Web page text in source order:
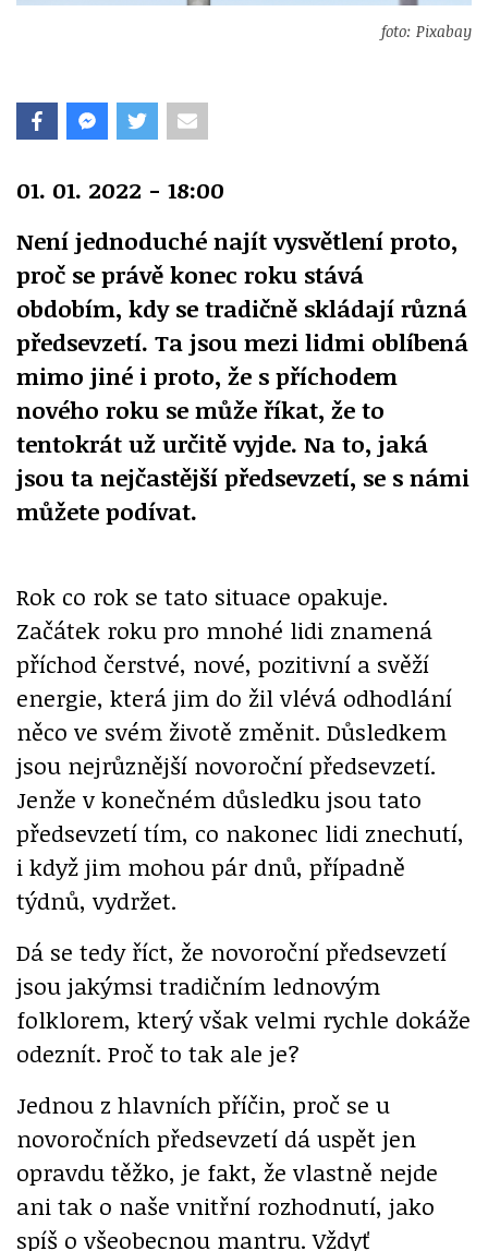
foto: Pixabay
01. 01. 2022 - 18:00
Není jednoduché najít vysvětlení proto,
proč se právě konec roku stává
obdobím, kdy se tradičně skládají různá
předsevzetí. Ta jsou mezi lidmi oblíbená
mimo jiné i proto, že s příchodem
nového roku se může říkat, že to
tentokrát už určitě vyjde. Na to, jaká
jsou ta nejčastější předsevzetí, se s námi
můžete podívat.
Rok co rok se tato situace opakuje.
Začátek roku pro mnohé lidi znamená
příchod čerstvé, nové, pozitivní a svěží
energie, která jim do žil vlévá odhodlání
něco ve svém životě změnit. Důsledkem
jsou nejrůznější novoroční předsevzetí.
Jenže v konečném důsledku jsou tato
předsevzetí tím, co nakonec lidi znechutí,
i když jim mohou pár dnů, případně
týdnů, vydržet.
Dá se tedy říct, že novoroční předsevzetí
jsou jakýmsi tradičním lednovým
folklorem, který však velmi rychle dokáže
odeznít. Proč to tak ale je?
Jednou z hlavních příčin, proč se u
novoročních předsevzetí dá uspět jen
opravdu těžko, je fakt, že vlastně nejde
ani tak o naše vnitřní rozhodnutí, jako
spíš o všeobecnou mantru. Vždyť